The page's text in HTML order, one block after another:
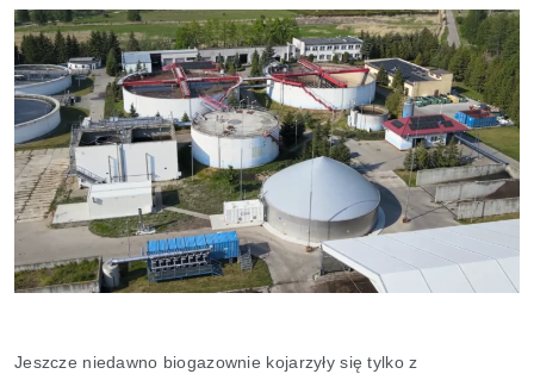
Jeszcze niedawno biogazownie kojarzyły się tylko z